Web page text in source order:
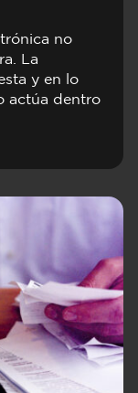
no
La
y en lo
actúa dentro